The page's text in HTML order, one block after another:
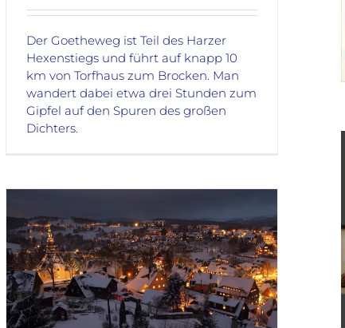
Der Goetheweg ist Teil des Harzer
Hexenstiegs und führt auf knapp 10
km von Torfhaus zum Brocken. Man
wandert dabei etwa drei Stunden zum
Gipfel auf den Spuren des großen
Dichters.